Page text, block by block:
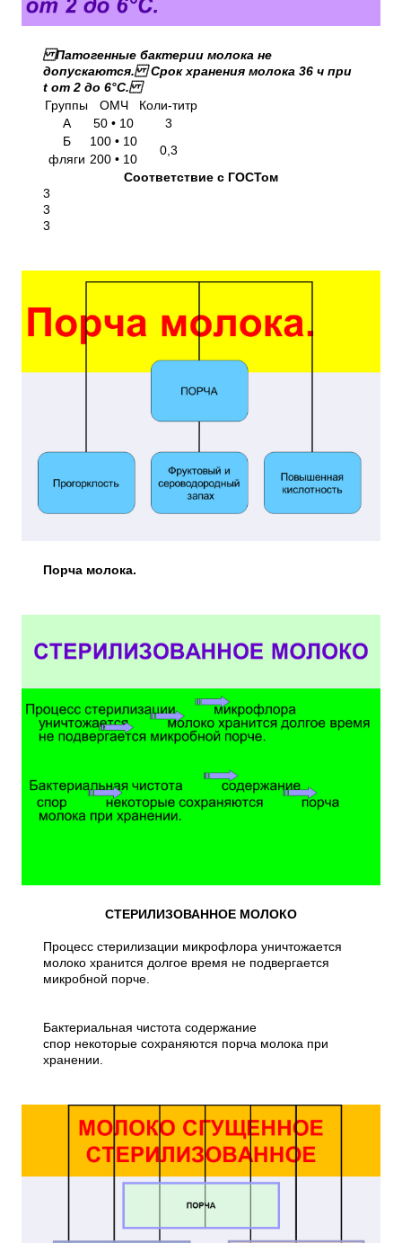
Патогенные бактерии молока не
допускаются. Срок хранения молока 36 ч при
t от 2 до 6°С.
Группы
ОМЧ
Коли-титр
А
50 • 10
3
Б
100 • 10
0,3
фляги 200 • 10
Соответствие с ГОСТом
3
3
3
Порча молока.
СТЕРИЛИЗОВАННОЕ МОЛОКО
Процесс стерилизации микрофлора уничтожается
молоко хранится долгое время не подвергается
микробной порче.
Бактериальная чистота содержание
спор некоторые сохраняются порча молока при
хранении.